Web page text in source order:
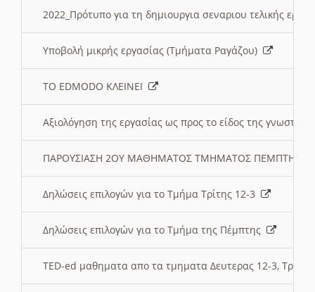
2022_Πρότυπο για τη δημιουργια σεναριου τελικής
Υποβολή μικρής εργασίας (Τμήματα Ραγάζου)
ΤΟ EDMODO ΚΛΕΙΝΕΙ
Αξιολόγηση της εργασίας ως προς το είδος της
ΠΑΡΟΥΣΙΑΣΗ 2ΟΥ ΜΑΘΗΜΑΤΟΣ ΤΜΗΜΑΤΟΣ
Δηλώσεις επιλογών για το Τμήμα Τρίτης 12-3
Δηλώσεις επιλογών για το Τμήμα της Πέμπτης
TED-ed μαθηματα απο τα τμηματα Δευτερας 12-3,